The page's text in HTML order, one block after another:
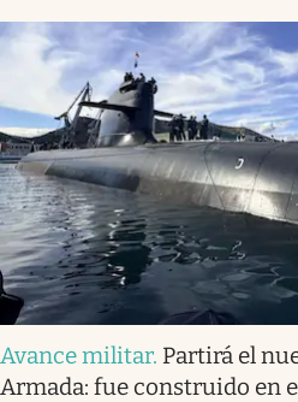
Avance militar. Partirá el
Armada: fue construido en